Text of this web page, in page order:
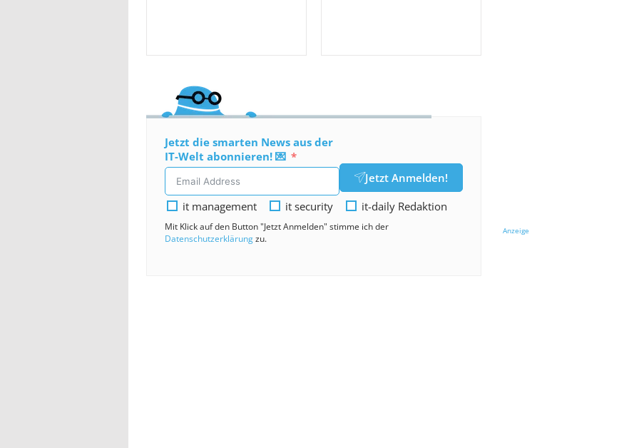
Jetzt die smarten News aus der
IT-Welt abonnieren! 💌
Jetzt Anmelden!
it management
it security it-daily Redaktion
Mit Klick auf den Button "Jetzt Anmelden" stimme ich der
Datenschutzerklärungzu.
Anzeige